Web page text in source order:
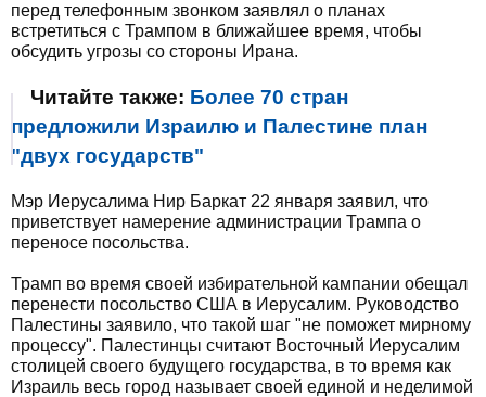
перед телефонным звонком заявлял о планах
встретиться с Трампом в ближайшее время, чтобы
обсудить угрозы со стороны Ирана.
Читайте также: Более 70 стран
предложили Израилю и Палестине план
"двух государств"
Мэр Иерусалима Нир Баркат 22 января заявил, что
приветствует намерение администрации Трампа о
переносе посольства.
Трамп во время своей избирательной кампании обещал
перенести посольство США в Иерусалим. Руководство
Палестины заявило, что такой шаг "не поможет мирному
процессу". Палестинцы считают Восточный Иерусалим
столицей своего будущего государства, в то время как
Израиль весь город называет своей единой и неделимой